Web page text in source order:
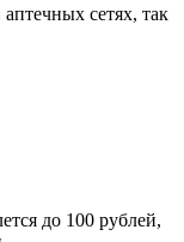
сетях, так
до 100 рублей,